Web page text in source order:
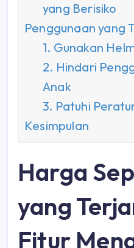
yang Berisiko
Penggunaan yang
1. Gunakan
2. Hindari
Anak
3. Patuhi
Kesimpulan
Harga
yang
Fitur